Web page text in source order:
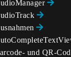
und QR-